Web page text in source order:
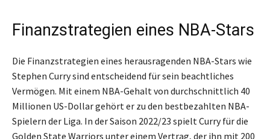
Finanzstrategien eines NBA-Stars
Die Finanzstrategien eines herausragenden NBA-Stars wie
Stephen Curry sind entscheidend für sein beachtliches
Vermögen. Mit einem NBA-Gehalt von durchschnittlich 40
Millionen US-Dollar gehört er zu den bestbezahlten NBA-
Spielern der Liga. In der Saison 2022/23 spielt Curry für die
Golden State Warriors unter einem Vertrag, der ihn mit 200